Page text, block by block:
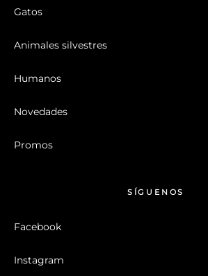
Gatos
Animales silvestres
Humanos
Novedades
Promos
SÍGUENOS
Facebook
Instagram